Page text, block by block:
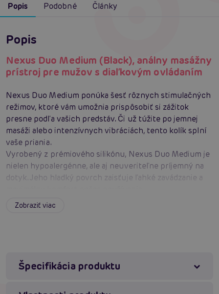
Popis Podobné Články
Popis
Nexus Duo Medium (Black), análny masážny
prístroj pre mužov s diaľkovým ovládaním
Nexus Duo Medium ponúka šesť rôznych stimulačných
režimov, ktoré vám umožnia prispôsobiť si zážitok
presne podľa vašich predstáv. Či už túžite po jemnej
masáži alebo intenzívnych vibráciách, tento kolík splní
vaše priania.
Vyrobený z prémiového silikónu, Nexus Duo Medium je
nielen hypoalergénne, ale aj neuveriteľne príjemný na
dotyk. Jeho hladký povrch zaisťuje ľahké zavádzanie a
Zabudnite na starosti s batériami! Nexus Duo Medium
Chcete si užiť chvíle rozkoše v sprche alebo vani?
Žiadny problém! Nexus Duo Medium je vodotesný podľa
Zobraziť viac
Špecifikácia produktu